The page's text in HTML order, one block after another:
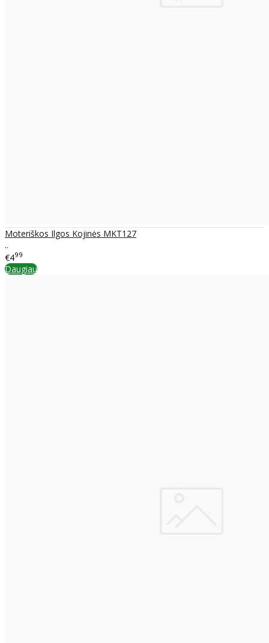
Moteriškos Ilgos Kojinės MKT127
..
€499
Daugiau